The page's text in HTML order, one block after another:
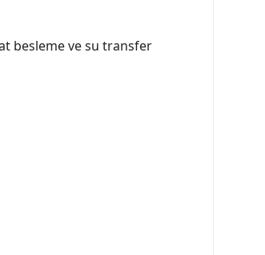
besleme ve su transfer